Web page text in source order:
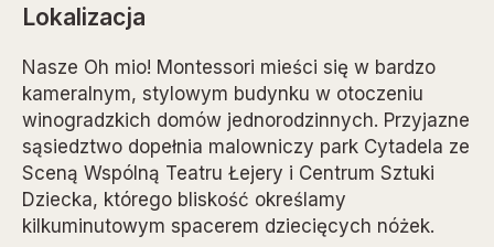
Lokalizacja
Nasze Oh mio! Montessori mieści się w bardzo
kameralnym, stylowym budynku w otoczeniu
winogradzkich domów jednorodzinnych. Przyjazne
sąsiedztwo dopełnia malowniczy park Cytadela ze
Sceną Wspólną Teatru Łejery i Centrum Sztuki
Dziecka, którego bliskość określamy
kilkuminutowym spacerem dziecięcych nóżek.